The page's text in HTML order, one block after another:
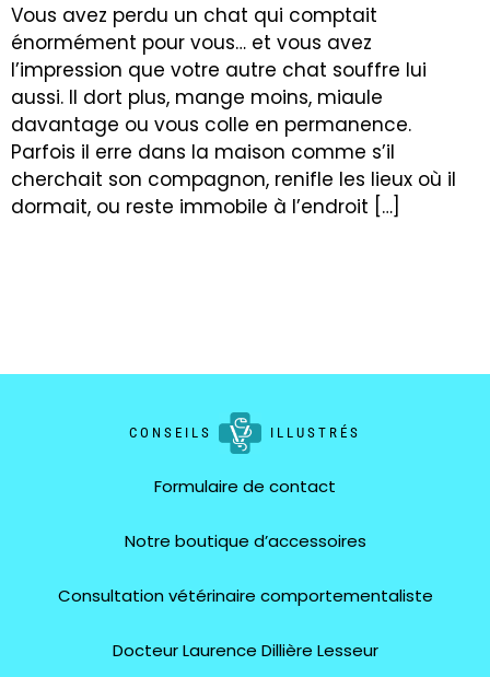
Vous avez perdu un chat qui comptait
énormément pour vous… et vous avez
l’impression que votre autre chat souffre lui
aussi. Il dort plus, mange moins, miaule
davantage ou vous colle en permanence.
Parfois il erre dans la maison comme s’il
cherchait son compagnon, renifle les lieux où il
dormait, ou reste immobile à l’endroit […]
CONSEILS ILLUSTRÉS
Formulaire de contact
Notre boutique d’accessoires
Consultation vétérinaire comportementaliste
Docteur Laurence Dillière Lesseur